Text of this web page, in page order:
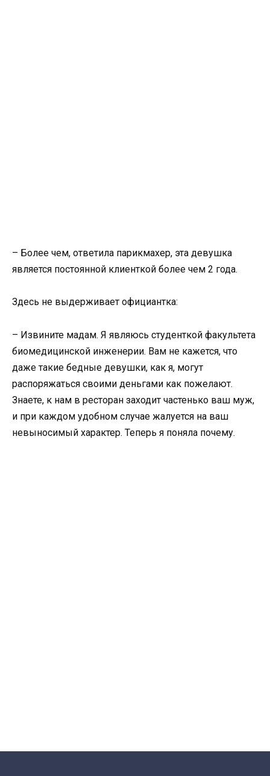
– Более чем, ответила парикмахер, эта девушка
является постоянной клиенткой более чем 2 года.
Здесь не выдерживает официантка:
– Извините мадам. Я являюсь студенткой факультета
биомедицинской инженерии. Вам не кажется, что
даже такие бедные девушки, как я, могут
распоряжаться своими деньгами как пожелают.
Знаете, к нам в ресторан заходит частенько ваш муж,
и при каждом удобном случае жалуется на ваш
невыносимый характер. Теперь я поняла почему.